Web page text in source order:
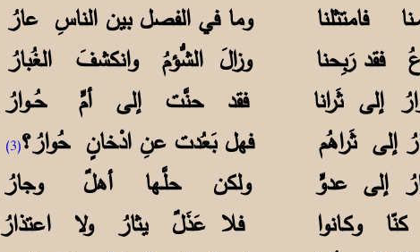
فامتثلنا وما في الفصل بين الناسِ عارُ
فقد رَبِحنا وزالَ الشُّؤمُ وانكشفَ الغُبارُ
إلى ثَرانا فقد حنَّت إلى أمٍّ حُــوارُ
إلى ثَراهُم فهل بَعُدت عنِ ادْخانٍ حُوارُ؟(3)
إلى عدوٍّ ولكن حلَّـها أهلٌ وجارُ
كنّا وكـانوا فلا عَذَلٌ يثارُ ولا اعتذارُ